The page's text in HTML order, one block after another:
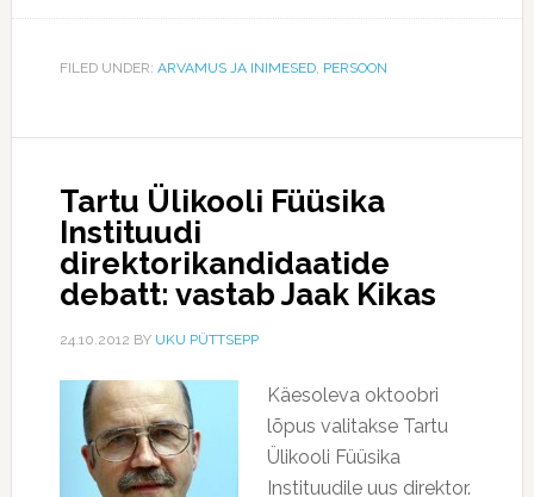
FILED UNDER: ARVAMUS JA INIMESED, PERSOON
Tartu Ülikooli Füüsika
Instituudi
direktorikandidaatide
debatt: vastab Jaak Kikas
24.10.2012 BY UKU PÜTTSEPP
Käesoleva oktoobri
lõpus valitakse Tartu
Ülikooli Füüsika
Instituudile uus direktor.